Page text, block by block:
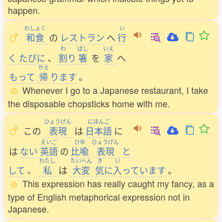
happen.
わしょく
和食 の レストラン へ
い
行
く たびに 、
わ
割り
ばし
箸 を
いえ
家 へ
もって
かえ
帰 ります。
Whenever I go to a Japanese restaurant, I take
the disposable chopsticks home with me.
この
ひょうげん
表現 は
にほんご
日本語 に
は ない
えいご
英語 の
ひゆ
比喩
ひょうげん
表現
と
して 、
わたし
私 は
たいへん
大変
き
気に
い
入っています。
This expression has really caught my fancy, as a
type of English metaphorical expression not in
Japanese.